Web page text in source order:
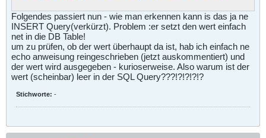
Folgendes passiert nun - wie man erkennen kann is das ja ne
INSERT Query(verkürzt). Problem :er setzt den wert einfach
net in die DB Table!
um zu prüfen, ob der wert überhaupt da ist, hab ich einfach ne
echo anweisung reingeschrieben (jetzt auskommentiert) und
der wert wird ausgegeben - kurioserweise. Also warum ist der
wert (scheinbar) leer in der SQL Query???!?!?!?!?
Stichworte: -